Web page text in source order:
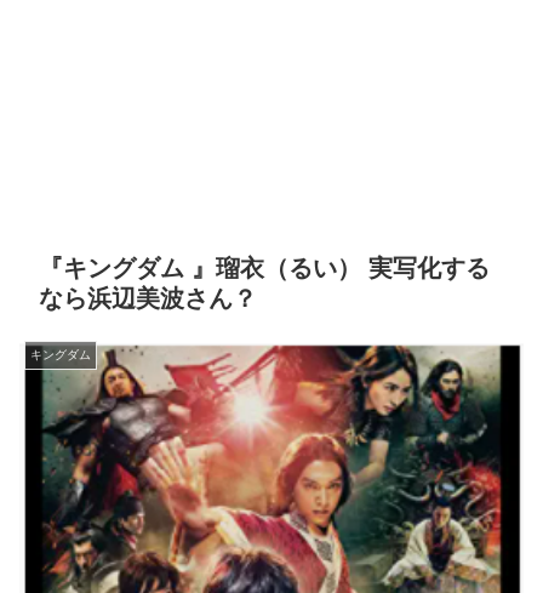
『キングダム 』瑠衣（るい） 実写化する
なら浜辺美波さん？
キングダム